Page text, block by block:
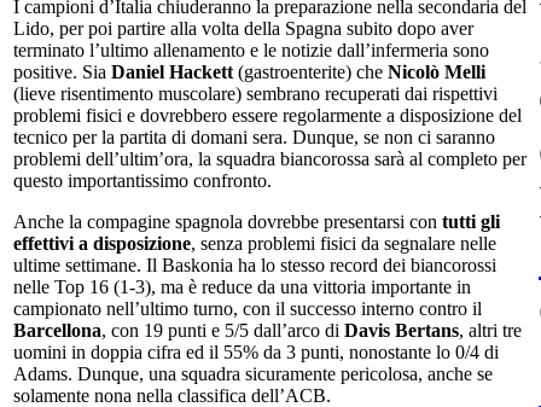
I campioni d’Italia chiuderanno la preparazione nella secondaria del
Lido, per poi partire alla volta della Spagna subito dopo aver
terminato l’ultimo allenamento e le notizie dall’infermeria sono
positive. Sia Daniel Hackett (gastroenterite) che Nicolò Melli
(lieve risentimento muscolare) sembrano recuperati dai rispettivi
problemi fisici e dovrebbero essere regolarmente a disposizione del
tecnico per la partita di domani sera. Dunque, se non ci saranno
problemi dell’ultim’ora, la squadra biancorossa sarà al completo per
questo importantissimo confronto.
Anche la compagine spagnola dovrebbe presentarsi con tutti gli
effettivi a disposizione, senza problemi fisici da segnalare nelle
ultime settimane. Il Baskonia ha lo stesso record dei biancorossi
nelle Top 16 (1-3), ma è reduce da una vittoria importante in
campionato nell’ultimo turno, con il successo interno contro il
Barcellona, con 19 punti e 5/5 dall’arco di Davis Bertans, altri tre
uomini in doppia cifra ed il 55% da 3 punti, nonostante lo 0/4 di
Adams. Dunque, una squadra sicuramente pericolosa, anche se
solamente nona nella classifica dell’ACB.